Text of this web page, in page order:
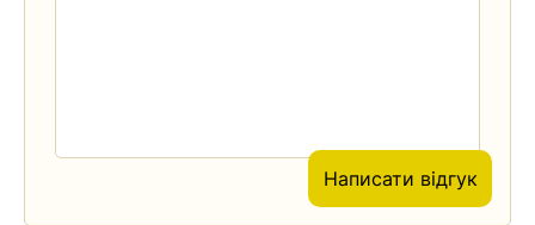
Написати відгук